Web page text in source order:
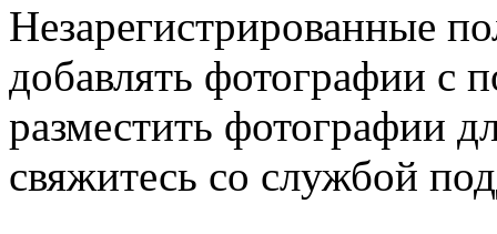
Незарегистрированные
добавлять фотографии с
разместить фотографии
свяжитесь со службой